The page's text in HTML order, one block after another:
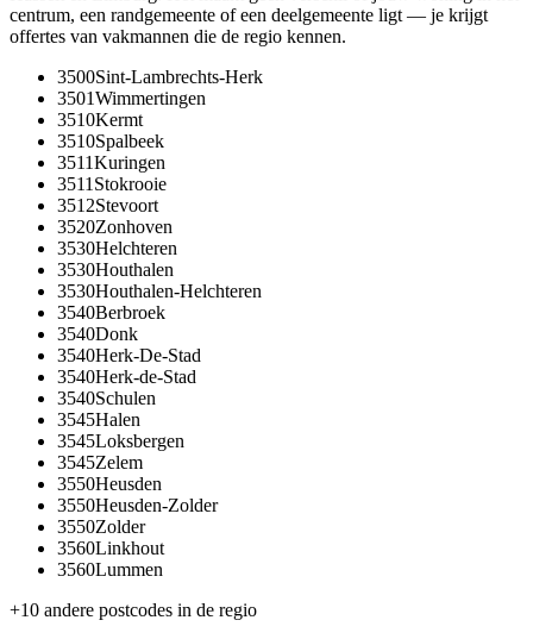
centrum, een randgemeente of een deelgemeente ligt — je krijgt
offertes van vakmannen die de regio kennen.
3500Sint-Lambrechts-Herk
3501Wimmertingen
3510Kermt
3510Spalbeek
3511Kuringen
3511 Stokrooie
3512Stevoort
3520Zonhoven
3530Helchteren
3530Houthalen
3530Houthalen-Helchteren
3540Berbroek
3540Donk
3540Herk-De-Stad
3540Herk-de-Stad
3540Schulen
3545Halen
3545Loksbergen
3545Zelem
3550Heusden
3550Heusden-Zolder
3550Zolder
3560Linkhout
3560Lummen
+10 andere postcodes in de regio